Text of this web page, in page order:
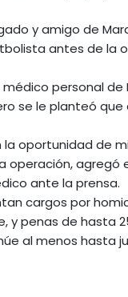
y amigo de
antes de la
personal
se le planteó
oportunidad de
operación,
ante la prensa.
cargos por
penas de hasta
al menos hasta